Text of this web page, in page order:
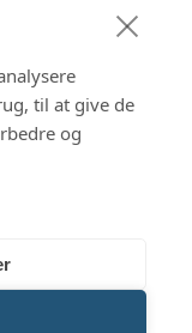
til at give de
og